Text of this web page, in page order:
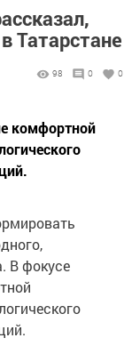
Татарстане
98 0 0
комфортной
В фокусе